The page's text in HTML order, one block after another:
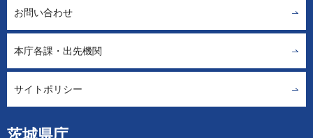
お問い合わせ
本庁各課・出先機関
サイトポリシー